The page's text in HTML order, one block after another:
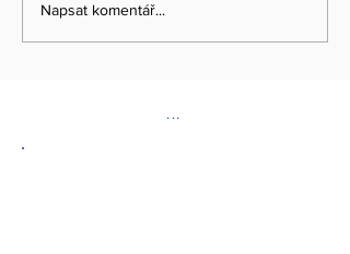
Napsat komentář...
...